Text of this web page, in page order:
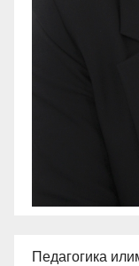
Педагогика